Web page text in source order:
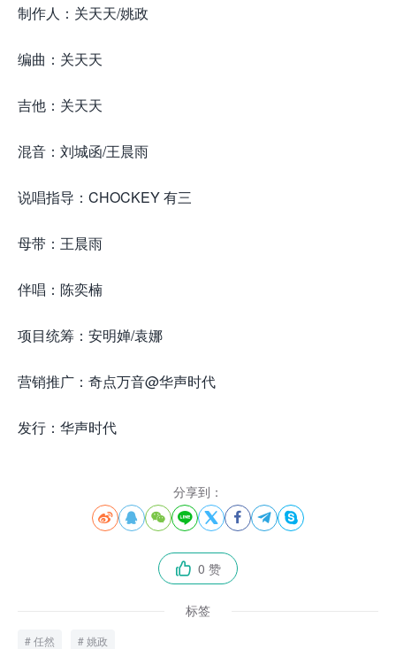
制作人：关天天/姚政
编曲：关天天
吉他：关天天
混音：刘城函/王晨雨
说唱指导：CHOCKEY 有三
母带：王晨雨
伴唱：陈奕楠
项目统筹：安明婵/袁娜
营销推广：奇点万音@华声时代
发行：华声时代
分享到：
       
 0 赞
标签
任然 姚政